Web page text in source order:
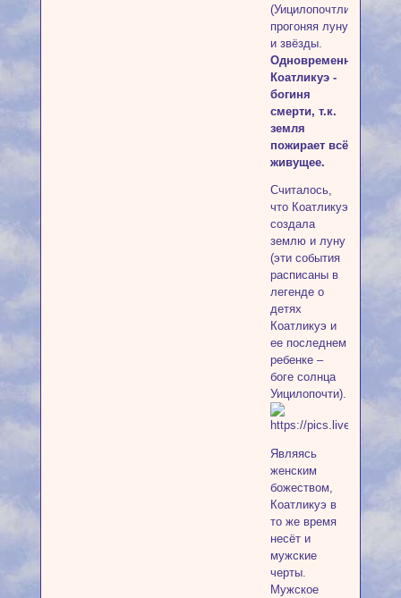
(Уицилопочтли),
прогоняя луну
и звёзды.
Одновременно
Коатликуэ -
богиня
смерти, т.к.
земля
пожирает всё
живущее.
Считалось,
что Коатликуэ
создала
землю и луну
(эти события
расписаны в
легенде о
детях
Коатликуэ и
ее последнем
ребенке –
боге солнца
Уицилопочти).
Являясь
женским
божеством,
Коатликуэ в
то же время
несёт и
мужские
черты.
Мужское